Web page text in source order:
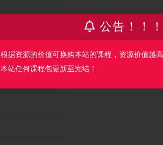
公告！！！
根据资源的价值可换购本站的课程，资源价值越
本站任何课程包更新至完结！